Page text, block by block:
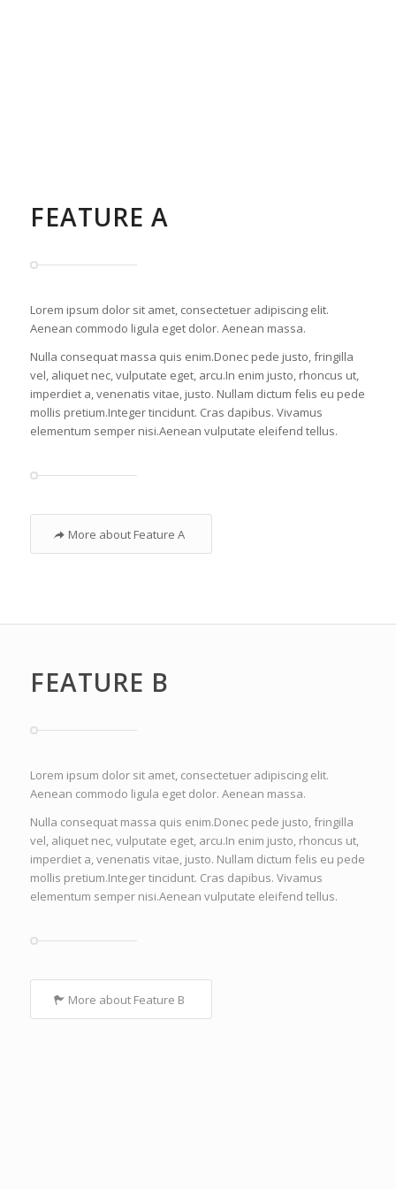
FEATURE A
Lorem ipsum dolor sit amet, consectetuer adipiscing elit.
Aenean commodo ligula eget dolor. Aenean massa.
Nulla consequat massa quis enim.Donec pede justo, fringilla
vel, aliquet nec, vulputate eget, arcu.In enim justo, rhoncus ut,
imperdiet a, venenatis vitae, justo. Nullam dictum felis eu pede
mollis pretium.Integer tincidunt. Cras dapibus. Vivamus
elementum semper nisi.Aenean vulputate eleifend tellus.
More about Feature A
FEATURE B
Lorem ipsum dolor sit amet, consectetuer adipiscing elit.
Aenean commodo ligula eget dolor. Aenean massa.
Nulla consequat massa quis enim.Donec pede justo, fringilla
vel, aliquet nec, vulputate eget, arcu.In enim justo, rhoncus ut,
imperdiet a, venenatis vitae, justo. Nullam dictum felis eu pede
mollis pretium.Integer tincidunt. Cras dapibus. Vivamus
elementum semper nisi.Aenean vulputate eleifend tellus.
More about Feature B